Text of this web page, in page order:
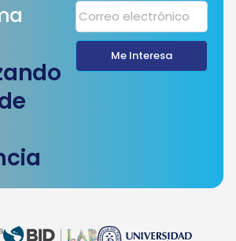
UP financiará
50 años a través de